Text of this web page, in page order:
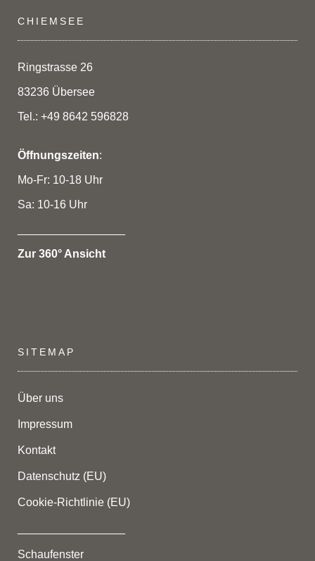
CHIEMSEE
Ringstrasse 26
83236 Übersee
Tel.: +49 8642 596828
Öffnungszeiten:
Mo-Fr: 10-18 Uhr
Sa: 10-16 Uhr
Zur 360° Ansicht
SITEMAP
Über uns
Impressum
Kontakt
Datenschutz (EU)
Cookie-Richtlinie (EU)
Schaufenster